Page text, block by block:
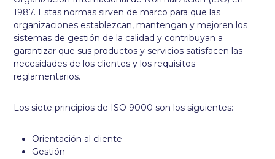
1987. Estas normas sirven de marco para que las
organizaciones establezcan, mantengan y mejoren los
sistemas de gestión de la calidad y contribuyan a
garantizar que sus productos y servicios satisfacen las
necesidades de los clientes y los requisitos
reglamentarios.
Los siete principios de ISO 9000 son los siguientes:
Orientación al cliente
Gestión